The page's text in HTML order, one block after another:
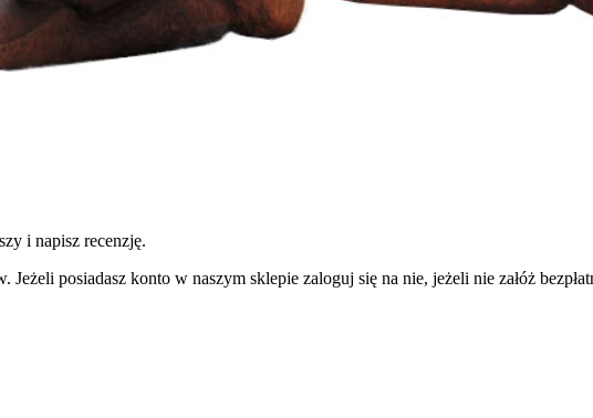
i napisz recenzję.
posiadasz konto w naszym sklepie zaloguj się na nie, jeżeli nie załóż